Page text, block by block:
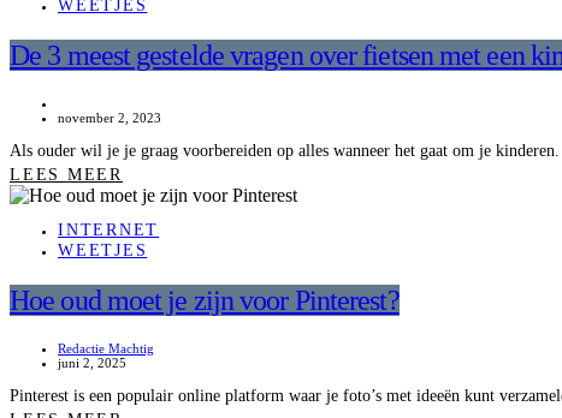
WEETJES
De 3 meest gestelde vragen over fietsen met een
november 2, 2023
Als ouder wil je je graag voorbereiden op alles wanneer het gaat om je
LEES MEER
INTERNET
WEETJES
Hoe oud moet je zijn voor Pinterest?
Redactie Machtig
juni 2, 2025
Pinterest is een populair online platform waar je foto’s met ideeën kunt